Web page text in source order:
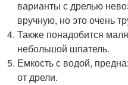
варианты с дрелью
вручную, но это очень
Также понадобится
небольшой шпатель.
Емкость с водой,
от дрели.